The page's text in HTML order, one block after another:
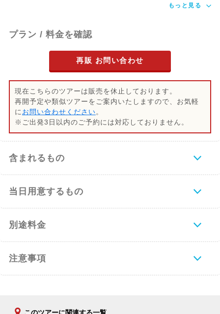
もっと見る
プラン / 料金を確認
再販 お問い合わせ
現在こちらのツアーは販売を休止しております。
再開予定や類似ツアーをご案内いたしますので、お気軽
に お問い合わせください。
※ご出発3日以内のご予約には対応しておりません。
含まれるもの
当日用意するもの
別途料金
注意事項